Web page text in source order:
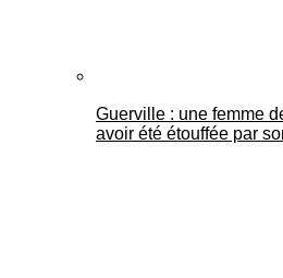
Guerville : une femme
avoir été étouffée par